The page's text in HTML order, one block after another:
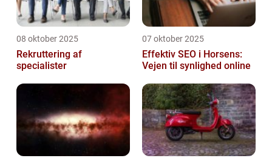
08 oktober 2025
Rekruttering af
specialister
07 oktober 2025
Effektiv SEO i Horsens:
Vejen til synlighed online